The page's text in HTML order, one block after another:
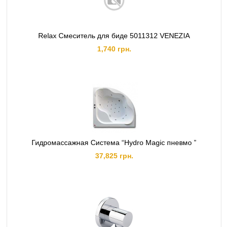
Relax Смеситель для биде 5011312 VENEZIA
1,740 грн.
Гидромассажная Система “Hydro Magic пневмо ”
37,825 грн.